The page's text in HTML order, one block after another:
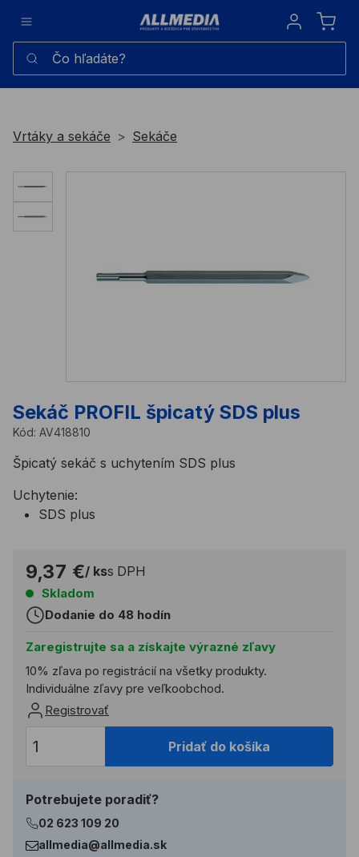
Sign in
Čo hľadáte?
Vrtáky a sekáče Sekáče
Sekáč PROFIL špicatý SDS plus
Kód: AV418810
Špicatý sekáč s uchytením SDS plus
Uchytenie:
SDS plus
9,37 €/ kss DPH
Skladom
Dodanie do 48 hodín
Zaregistrujte sa a získajte výrazné zľavy
10% zľava po registrácií na všetky produkty.
Individuálne zľavy pre veľkoobchod.
Registrovať
Pridať do košíka
Potrebujete poradiť?
02 623 109 20
allmedia@allmedia.sk